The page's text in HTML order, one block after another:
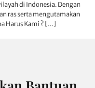
di Indonesia. Dengan
ras serta mengutamakan
Harus Kami ? […]